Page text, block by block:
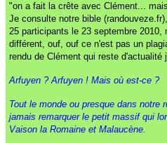
"on a fait la crête avec Clément...
Je consulte notre bible
25 participants le 23 septembre 2010,
différent, ouf, ouf ce n'est pas un
rendu de Clément qui reste d'actualité
Arfuyen ? Arfuyen ! Mais où est-ce ?
Tout le monde ou presque dans notre
jamais remarquer le petit massif qui
Vaison la Romaine et Malaucène.